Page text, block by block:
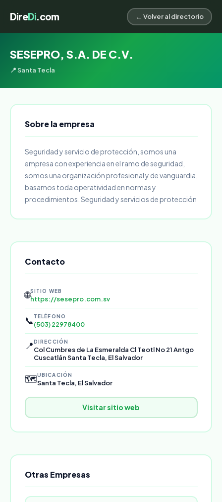
DireDi.com ← Volver al directorio
SESEPRO, S.A. DE C.V.
📍 Santa Tecla
Sobre la empresa
Seguridad y servicio de protección, somos una
empresa con experiencia en el ramo de seguridad,
somos una organización profesional y de vanguardia,
basamos toda operatividad en normas y
procedimientos. Seguridad y servicios de protección
Contacto
🌐SITIO WEB
https://sesepro.com.sv
📞 TELÉFONO
(503) 22978400
📍DIRECCIÓN
Col Cumbres de La Esmeralda Cl Teotl No 21 Antgo
Cuscatlán Santa Tecla, El Salvador
🗺️UBICACIÓN
Santa Tecla, El Salvador
Visitar sitio web
Otras Empresas